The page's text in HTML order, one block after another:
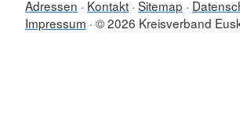
Adressen Kontakt Sitemap
Impressum © 2026 Kreisverband